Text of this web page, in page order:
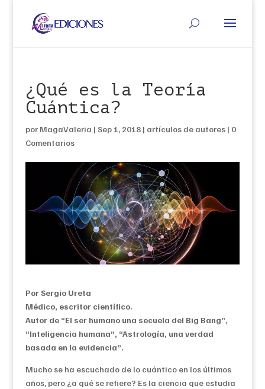
¿Qué es la Teoría
Cuántica?
por MagaValeria | Sep 1, 2018| artículos de autores| 0
Comentarios
Por Sergio Ureta
Médico, escritor científico.
Autor de “El ser humano una secuela del Big Bang”,
“Inteligencia humana”, “Astrología, una verdad
basada en la evidencia”.
Mucho se ha escuchado de lo cuántico en los últimos
años, pero ¿a qué se refiere? Es la ciencia que estudia